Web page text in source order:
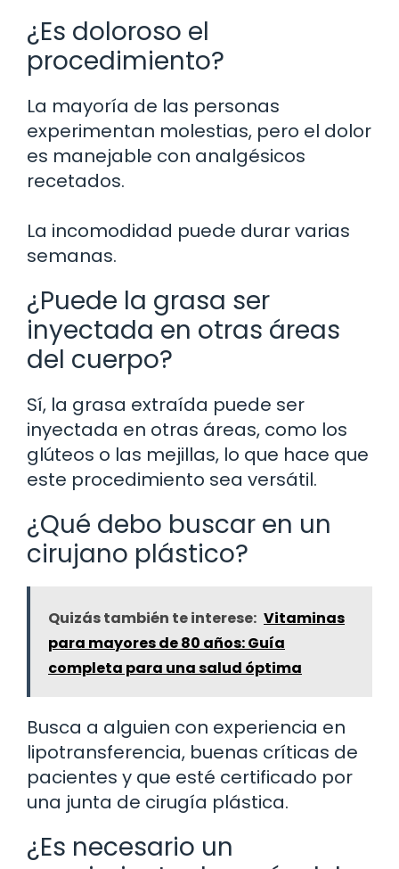
¿Es doloroso el
procedimiento?
La mayoría de las personas
experimentan molestias, pero el dolor
es manejable con analgésicos
recetados.
La incomodidad puede durar varias
semanas.
¿Puede la grasa ser
inyectada en otras áreas
del cuerpo?
Sí, la grasa extraída puede ser
inyectada en otras áreas, como los
glúteos o las mejillas, lo que hace que
este procedimiento sea versátil.
¿Qué debo buscar en un
cirujano plástico?
Quizás también te interese: Vitaminas
para mayores de 80 años: Guía
completa para una salud óptima
Busca a alguien con experiencia en
lipotransferencia, buenas críticas de
pacientes y que esté certificado por
una junta de cirugía plástica.
¿Es necesario un